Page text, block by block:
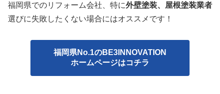
福岡県でのリフォーム会社、特に外壁塗装、屋根塗装業者
選びに失敗したくない場合にはオススメです！
福岡県No.1のBE3INNOVATION
ホームページはコチラ